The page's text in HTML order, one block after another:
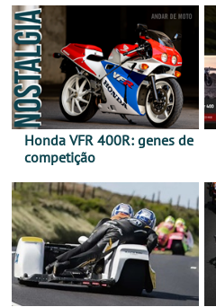
Honda VFR 400R: genes de
competição